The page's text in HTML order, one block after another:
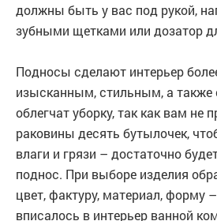
должны быть у вас под рукой,
зубными щетками или дозатор
Подносы сделают интерьер
изысканным, стильным, а также
облегчат уборку, так как вам не
раковины десять бутылочек,
влаги и грязи – достаточно
поднос. При выборе изделия
цвет, фактуру, материал, форму
вписалось в интерьер ванной